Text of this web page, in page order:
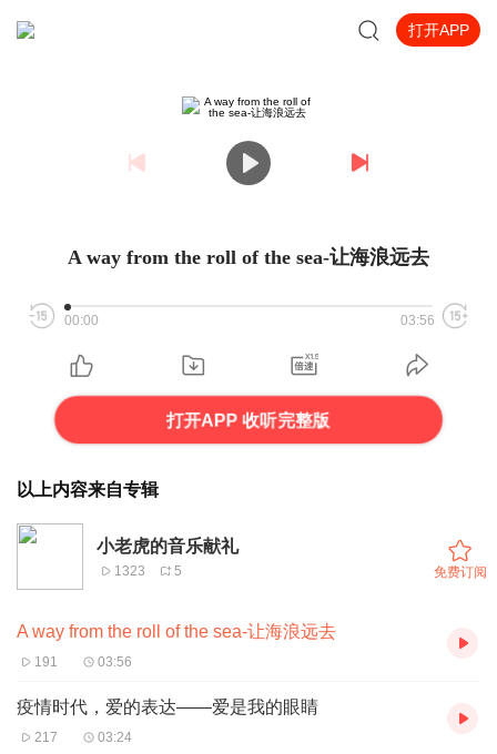
打开APP
A way from the roll of the sea-让海浪远去
00:00 03:56
打开APP 收听完整版
以上内容来自专辑
小老虎的音乐献礼
1323 5 免费订阅
A way from the roll of the sea-让海浪远去
191 03:56
疫情时代，爱的表达——爱是我的眼睛
217 03:24